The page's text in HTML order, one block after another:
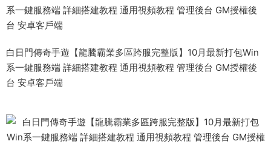
系一鍵服務端 詳細搭建教程 通用視頻教程 管理後台 GM授權後
台 安卓客戶端
白日門傳奇手遊【龍騰霸業多區跨服完整版】10月最新打包Win
系一鍵服務端 詳細搭建教程 通用視頻教程 管理後台 GM授權後
台 安卓客戶端